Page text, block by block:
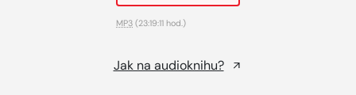
MP3 (23:19:11 hod.)
Jak na audioknihu?